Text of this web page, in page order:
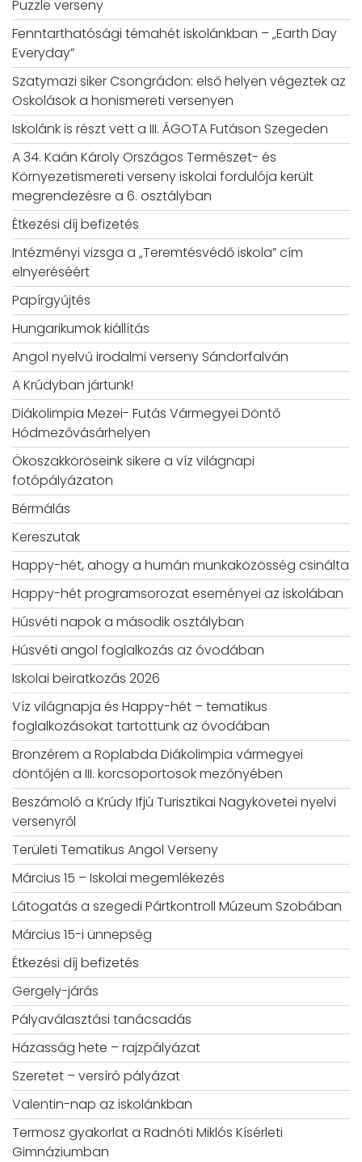
Puzzle verseny
Fenntarthatósági témahét iskolánkban – „Earth Day
Everyday”
Szatymazi siker Csongrádon: első helyen végeztek az
Oskolások a honismereti versenyen
Iskolánk is részt vett a III. ÁGOTA Futáson Szegeden
A 34. Kaán Károly Országos Természet- és
Környezetismereti verseny iskolai fordulója került
megrendezésre a 6. osztályban
Étkezési díj befizetés
Intézményi vizsga a „Teremtésvédő iskola” cím
elnyeréséért
Papírgyűjtés
Hungarikumok kiállítás
Angol nyelvű irodalmi verseny Sándorfalván
A Krúdyban jártunk!
Diákolimpia Mezei- Futás Vármegyei Döntő
Hódmezővásárhelyen
Ökoszakköröseink sikere a víz világnapi
fotópályázaton
Bérmálás
Kereszutak
Happy-hét, ahogy a humán munkaközösség csinálta
Happy-hét programsorozat eseményei az iskolában
Húsvéti napok a második osztályban
Húsvéti angol foglalkozás az óvodában
Iskolai beiratkozás 2026
Víz világnapja és Happy-hét – tematikus
foglalkozásokat tartottunk az óvodában
Bronzérem a Röplabda Diákolimpia vármegyei
döntőjén a III. korcsoportosok mezőnyében
Beszámoló a Krúdy Ifjú Turisztikai Nagykövetei nyelvi
versenyről
Területi Tematikus Angol Verseny
Március 15 – Iskolai megemlékezés
Látogatás a szegedi Pártkontroll Múzeum Szobában
Március 15-i ünnepség
Étkezési díj befizetés
Gergely-járás
Pályaválasztási tanácsadás
Házasság hete – rajzpályázat
Szeretet – versíró pályázat
Valentin-nap az iskolánkban
Termosz gyakorlat a Radnóti Miklós Kísérleti
Gimnáziumban